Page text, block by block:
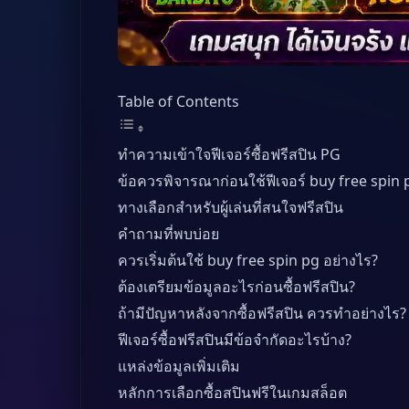
Table of Contents
ทำความเข้าใจฟีเจอร์ซื้อฟรีสปิน PG
ข้อควรพิจารณาก่อนใช้ฟีเจอร์ buy free spin
ทางเลือกสำหรับผู้เล่นที่สนใจฟรีสปิน
คำถามที่พบบ่อย
ควรเริ่มต้นใช้ buy free spin pg อย่างไร?
ต้องเตรียมข้อมูลอะไรก่อนซื้อฟรีสปิน?
ถ้ามีปัญหาหลังจากซื้อฟรีสปิน ควรทำอย่างไร?
ฟีเจอร์ซื้อฟรีสปินมีข้อจำกัดอะไรบ้าง?
แหล่งข้อมูลเพิ่มเติม
หลักการเลือกซื้อสปินฟรีในเกมสล็อต